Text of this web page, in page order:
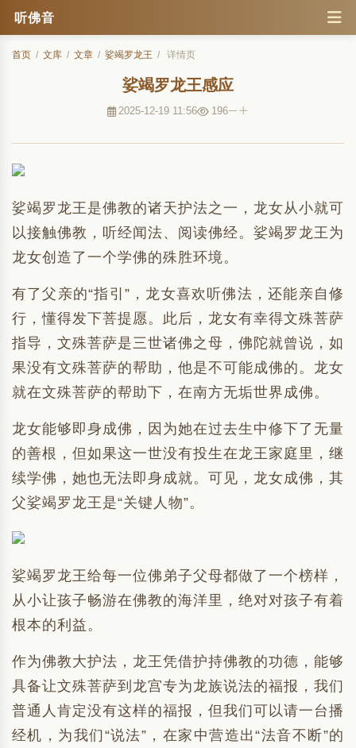
听佛音
首页 / 文库 / 文章 / 娑竭罗龙王 / 详情页
娑竭罗龙王感应
2025-12-19 11:56 196
娑竭罗龙王是佛教的诸天护法之一，龙女从小就可
以接触佛教，听经闻法、阅读佛经。娑竭罗龙王为
龙女创造了一个学佛的殊胜环境。
有了父亲的“指引”，龙女喜欢听佛法，还能亲自修
行，懂得发下菩提愿。此后，龙女有幸得文殊菩萨
指导，文殊菩萨是三世诸佛之母，佛陀就曾说，如
果没有文殊菩萨的帮助，他是不可能成佛的。龙女
就在文殊菩萨的帮助下，在南方无垢世界成佛。
龙女能够即身成佛，因为她在过去生中修下了无量
的善根，但如果这一世没有投生在龙王家庭里，继
续学佛，她也无法即身成就。可见，龙女成佛，其
父娑竭罗龙王是“关键人物”。
娑竭罗龙王给每一位佛弟子父母都做了一个榜样，
从小让孩子畅游在佛教的海洋里，绝对对孩子有着
根本的利益。
作为佛教大护法，龙王凭借护持佛教的功德，能够
具备让文殊菩萨到龙宫专为龙族说法的福报，我们
普通人肯定没有这样的福报，但我们可以请一台播
经机，为我们“说法”，在家中营造出“法音不断”的